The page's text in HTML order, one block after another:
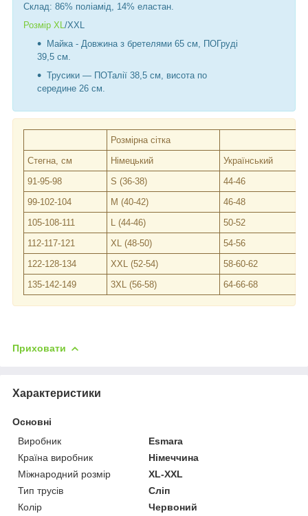
Склад: 86% поліамід, 14% еластан.
Розмір XL /XXL
Майка - Довжина з бретелями 65 см, ПОГруді
39,5 см.
Трусики — ПОТалії 38,5 см, висота по
середине 26 см.
Розмірна сітка
Стегна, см
Німецький
Український
91-95-98
S (36-38)
44-46
99-102-104
M (40-42)
46-48
105-108-111
L (44-46)
50-52
112-117-121
XL (48-50)
54-56
122-128-134
XXL (52-54)
58-60-62
135-142-149
3XL (56-58) 64-66-68
Приховати
Характеристики
Основні
Виробник
Esmara
Країна виробник
Німеччина
Міжнародний розмір
XL-XXL
Тип трусів
Сліп
Колір
Червоний